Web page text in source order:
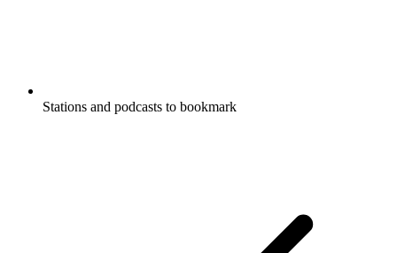
Stations and podcasts to bookmark